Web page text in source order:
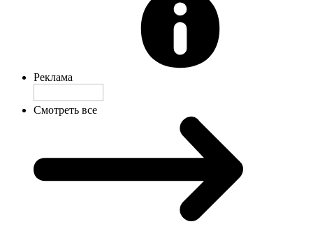
Реклама
Смотреть все